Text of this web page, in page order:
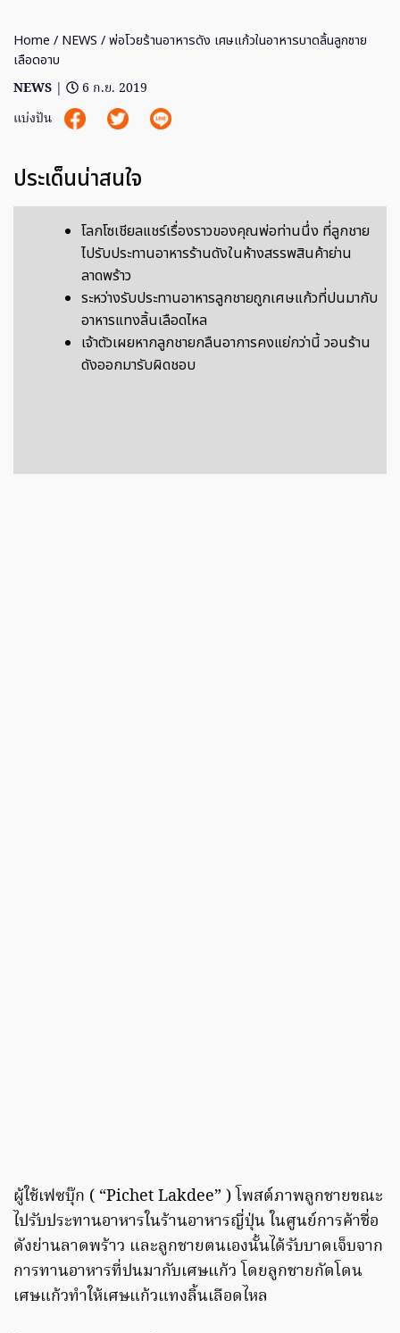
Home / NEWS / พ่อโวยร้านอาหารดัง เศษแก้วในอาหารบาดลิ้นลูกชาย
เลือดอาบ
NEWS |
6 ก.ย. 2019
แบ่งปัน
ประเด็นน่าสนใจ
โลกโซเชียลแชร์เรื่องราวของคุณพ่อท่านนึ่ง ที่ลูกชาย
ไปรับประทานอาหารร้านดังในห้างสรรพสินค้าย่าน
ลาดพร้าว
ระหว่างรับประทานอาหารลูกชายถูกเศษแก้วที่ปนมากับ
อาหารแทงลิ้นเลือดไหล
เจ้าตัวเผยหากลูกชายกลืนอาการคงแย่กว่านี้ วอนร้าน
ดังออกมารับผิดชอบ
ผู้ใช้เฟซบุ๊ก ( “Pichet Lakdee” ) โพสต์ภาพลูกชายขณะ
ไปรับประทานอาหารในร้านอาหารญี่ปุ่น ในศูนย์การค้าชื่อ
ดังย่านลาดพร้าว และลูกชายตนเองนั้นได้รับบาดเจ็บจาก
การทานอาหารที่ปนมากับเศษแก้ว โดยลูกชายกัดโดน
เศษแก้วทำให้เศษแก้วแทงลิ้นเลือดไหล